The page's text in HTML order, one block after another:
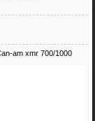
am xmr 700/1000
och du kan nÃ¥ mig
en som du vill sÃ¤lja